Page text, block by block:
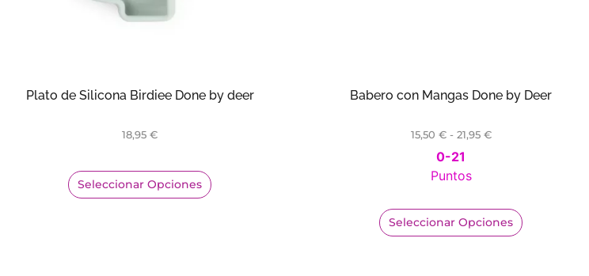
Plato de Silicona Birdiee Done by deer
18,95€
Seleccionar Opciones
Babero con Mangas Done by Deer
15,50 € - 21,95 €
0-21
Puntos
Seleccionar Opciones